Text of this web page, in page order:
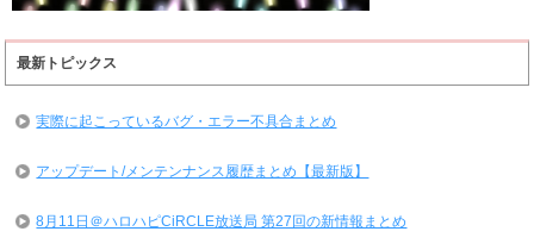
最新トピックス
実際に起こっているバグ・エラー不具合まとめ
アップデート/メンテンナンス履歴まとめ【最新版】
8月11日＠ハロハピCiRCLE放送局 第27回の新情報まとめ